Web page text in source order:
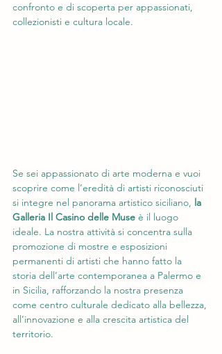
confronto e di scoperta per appassionati,
collezionisti e cultura locale.
Se sei appassionato di arte moderna e vuoi
scoprire come l’eredità di artisti riconosciuti
si integre nel panorama artistico siciliano, la
Galleria Il Casino delle Muse è il luogo
ideale. La nostra attività si concentra sulla
promozione di mostre e esposizioni
permanenti di artisti che hanno fatto la
storia dell’arte contemporanea a Palermo e
in Sicilia, rafforzando la nostra presenza
come centro culturale dedicato alla bellezza,
all’innovazione e alla crescita artistica del
territorio.